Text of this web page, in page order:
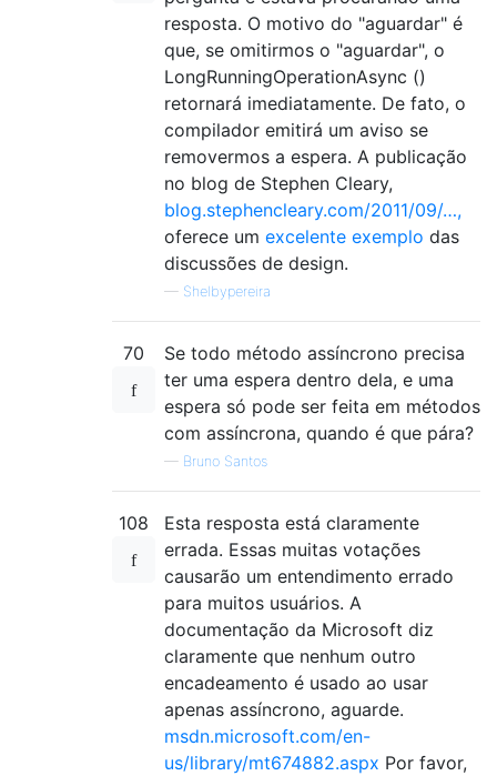
resposta. O motivo do "aguardar" é
que, se omitirmos o "aguardar", o
LongRunningOperationAsync ()
retornará imediatamente. De fato, o
compilador emitirá um aviso se
removermos a espera. A publicação
no blog de Stephen Cleary,
blog.stephencleary.com/2011/09/…,
oferece um excelente exemplo das
discussões de design.
— Shelbypereira
70
Se todo método assíncrono precisa
ter uma espera dentro dela, e uma
espera só pode ser feita em métodos
com assíncrona, quando é que pára?
— Bruno Santos
108
Esta resposta está claramente
errada. Essas muitas votações
causarão um entendimento errado
para muitos usuários. A
documentação da Microsoft diz
claramente que nenhum outro
encadeamento é usado ao usar
apenas assíncrono, aguarde.
msdn.microsoft.com/en-
us/library/mt674882.aspx Por favor,